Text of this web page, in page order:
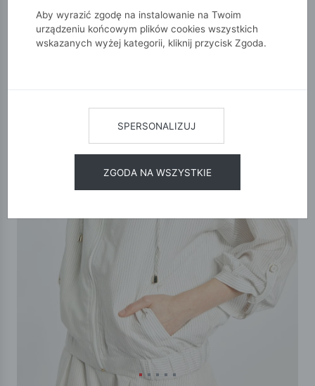
Aby wyrazić zgodę na instalowanie na Twoim
urządzeniu końcowym plików cookies wszystkich
wskazanych wyżej kategorii, kliknij przycisk Zgoda.
SPERSONALIZUJ
ZGODA NA WSZYSTKIE